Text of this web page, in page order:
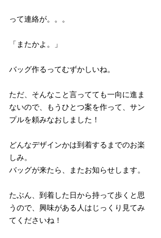
って連絡が。。。
「またかよ。」
バッグ作るってむずかしいね。
ただ、そんなこと言ってても一向に進ま
ないので、もうひとつ案を作って、サン
プルを頼みなおしました！
どんなデザインかは到着するまでのお楽
しみ。
バッグが来たら、またお知らせします。
たぶん、到着した日から持って歩くと思
うので、興味がある人はじっくり見てみ
てくださいね！